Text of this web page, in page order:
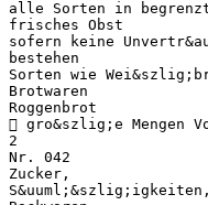
alle Sorten in
frisches Obst
sofern keine
bestehen
Sorten wie
Brotwaren
Roggenbrot
 gro&szlig;e Mengen
2
Nr. 042
Zucker,
S&uuml;&szlig;igkeiten,